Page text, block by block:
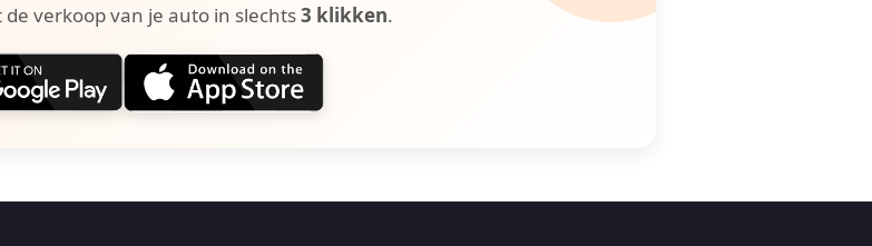
verkoop van je auto in slechts3 klikken.